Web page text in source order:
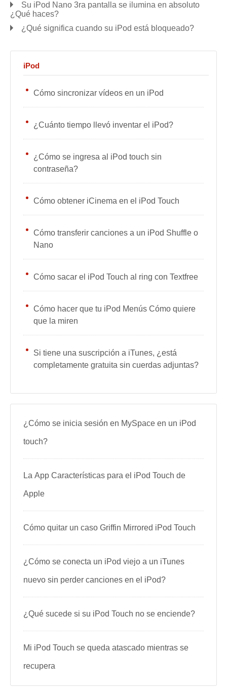
Su iPod Nano 3ra pantalla se ilumina en absoluto
¿Qué haces?
¿Qué significa cuando su iPod está bloqueado?
iPod
Cómo sincronizar vídeos en un iPod
¿Cuánto tiempo llevó inventar el iPod?
¿Cómo se ingresa al iPod touch sin
contraseña?
Cómo obtener iCinema en el iPod Touch
Cómo transferir canciones a un iPod Shuffle o
Nano
Cómo sacar el iPod Touch al ring con Textfree
Cómo hacer que tu iPod Menús Cómo quiere
que la miren
Si tiene una suscripción a iTunes, ¿está
completamente gratuita sin cuerdas adjuntas?
¿Cómo se inicia sesión en MySpace en un iPod
touch?
La App Características para el iPod Touch de
Apple
Cómo quitar un caso Griffin Mirrored iPod Touch
¿Cómo se conecta un iPod viejo a un iTunes
nuevo sin perder canciones en el iPod?
¿Qué sucede si su iPod Touch no se enciende?
Mi iPod Touch se queda atascado mientras se
recupera